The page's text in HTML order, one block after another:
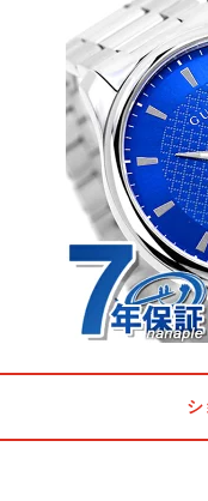
シ